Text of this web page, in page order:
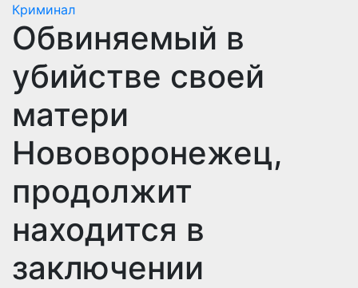
Криминал
Обвиняемый в
убийстве своей
матери
Нововоронежец,
продолжит
находится в
заключении